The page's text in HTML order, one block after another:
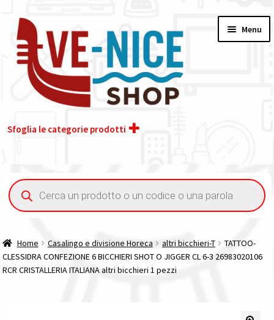
alla
navigazione
contenuto
Menu
Sfoglia le categorie prodotti
Acquisto iva 4% (agevolata)
Contatti
Ricerca
prodotti
Home Casalingo e divisione Horeca altri bicchieri-T
TATTOO-
CLESSIDRA CONFEZIONE 6 BICCHIERI SHOT O JIGGER CL 6-3 26983020106
RCR CRISTALLERIA ITALIANA altri bicchieri 1 pezzi